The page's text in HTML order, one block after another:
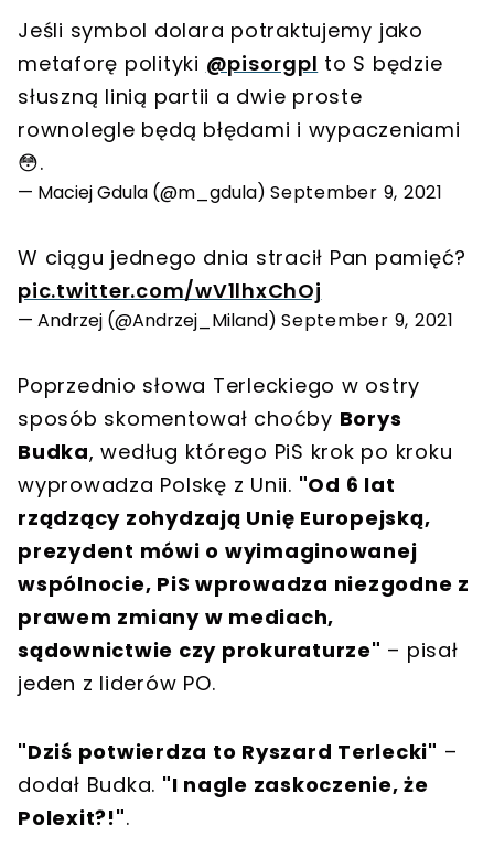
Jeśli symbol dolara potraktujemy jako
metaforę polityki @pisorgpl to S będzie
słuszną linią partii a dwie proste
rownolegle będą błędami i wypaczeniami
😳.
— Maciej Gdula (@m_gdula) September 9, 2021
W ciągu jednego dnia stracił Pan pamięć?
pic.twitter.com/wV1lhxChOj
— Andrzej (@Andrzej_Miland) September 9, 2021
Poprzednio słowa Terleckiego w ostry
sposób skomentował choćby Borys
Budka, według którego PiS krok po kroku
wyprowadza Polskę z Unii. "Od 6 lat
rządzący zohydzają Unię Europejską,
prezydent mówi o wyimaginowanej
wspólnocie, PiS wprowadza niezgodne z
prawem zmiany w mediach,
sądownictwie czy prokuraturze" – pisał
jeden z liderów PO.
"Dziś potwierdza to Ryszard Terlecki" –
dodał Budka. "I nagle zaskoczenie, że
Polexit?!".